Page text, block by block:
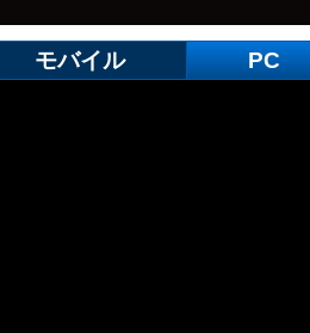
モバイル PC